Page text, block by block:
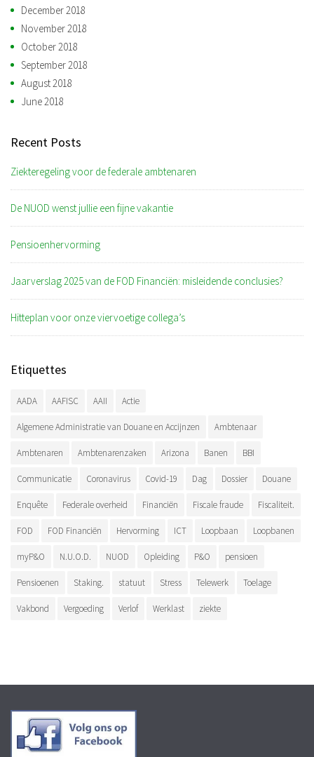
December 2018
November 2018
October 2018
September 2018
August 2018
June 2018
Recent Posts
Ziekteregeling voor de federale ambtenaren
De NUOD wenst jullie een fijne vakantie
Pensioenhervorming
Jaarverslag 2025 van de FOD Financiën: misleidende conclusies?
Hitteplan voor onze viervoetige collega’s
Etiquettes
AADA AAFISC AAII Actie
Algemene Administratie van Douane en Accijnzen Ambtenaar
Ambtenaren Ambtenarenzaken Arizona Banen BBI
Communicatie Coronavirus Covid-19 Dag Dossier Douane
Enquête Federale overheid Financiën Fiscale fraude Fiscaliteit.
FOD FOD Financiën Hervorming ICT Loopbaan Loopbanen
myP&O N.U.O.D. NUOD Opleiding P&O pensioen
Pensioenen Staking. statuut Stress Telewerk Toelage
Vakbond Vergoeding Verlof Werklast ziekte